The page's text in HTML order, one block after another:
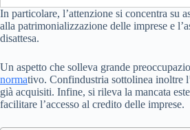
In particolare, l’attenzione si concentra su
alla patrimonializzazione delle imprese e
disattesa.
Un aspetto che solleva grande
normativo. Confindustria sottolinea inoltre
già acquisiti. Infine, si rileva la mancata
facilitare l’accesso al credito delle imprese.